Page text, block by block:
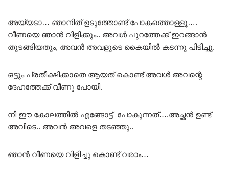
അയ്യടാ… ഞാനിത് ഉടുത്തോണ്ട് പോകത്തൊള്ളൂ….
വീണയെ ഞാൻ വിളിക്കും.. അവൾ പുറത്തേക്ക് ഇറങ്ങാൻ
തുടങ്ങിയതും, അവൻ അവളുടെ കൈയിൽ കടന്നു പിടിച്ചു.
ഒട്ടും പ്രതീക്ഷിക്കാതെ ആയത് കൊണ്ട് അവൾ അവന്റെ
ദേഹത്തേക്ക് വീണു പോയി.
നീ ഈ കോലത്തിൽ എങ്ങോട്ട് പോകുന്നത്….അച്ഛൻ ഉണ്ട്
അവിടെ.. അവൻ അവളെ തടഞ്ഞു..
ഞാൻ വീണയെ വിളിച്ചു കൊണ്ട് വരാം…